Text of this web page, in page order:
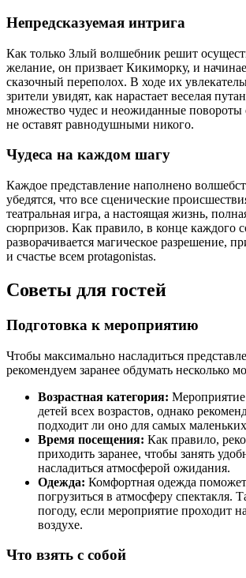
Непредсказуемая интрига
Как только Злый волшебник решит
желание, он призвает Кикиморку, и
сказочный переполох. В ходе их
зрители увидят, как нарастает веселая
множество чудес и неожиданные повороты
не оставят равнодушными никого.
Чудеса на каждом шагу
Каждое представление наполнено
убедятся, что все сценические
театральная игра, а настоящая жизнь,
сюрпризов. Как правило, в конце каждого
разворачивается магическое разрешение,
и счастье всем protagonistas.
Советы для гостей
Подготовка к мероприятию
Чтобы максимально насладиться
рекомендуем заранее обдумать несколько
Возрастная категория:
детей всех возрастов, однако
подходит ли оно для самых
Время посещения: Как правило,
приходить заранее, чтобы занять
насладиться атмосферой ожидания.
Одежда: Комфортная одежда
погрузиться в атмосферу спектакля.
погоду, если мероприятие проходит
воздухе.
Что взять с собой